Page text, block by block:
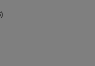
z tytanu z cyrkoniami